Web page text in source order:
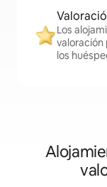
Los
valoración
los